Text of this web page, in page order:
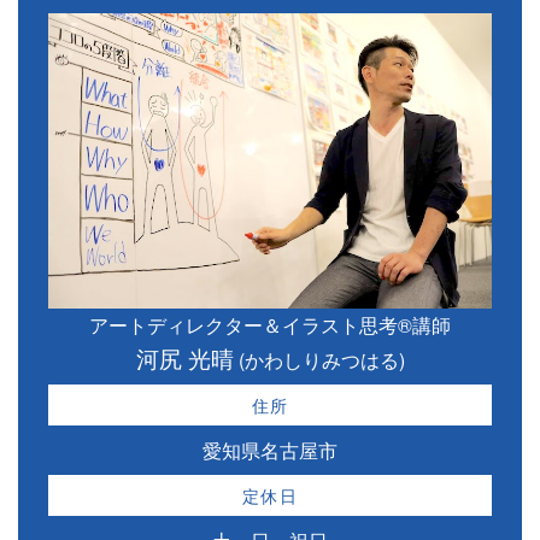
アートディレクター＆イラスト思考®講師
河尻 光晴(かわしりみつはる)
住所
愛知県名古屋市
定休日